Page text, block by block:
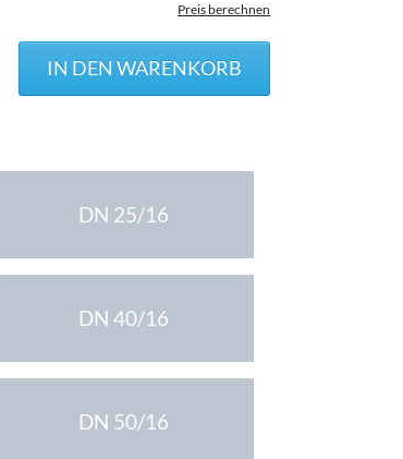
Preis berechnen
DN 25/16
DN 40/16
DN 50/16